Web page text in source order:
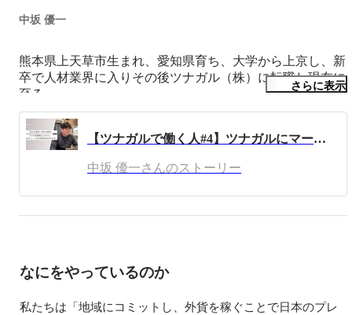
中坂 優一
熊本県上天草市生まれ、愛知県育ち、大学から上京し、新
卒で人材業界に入りその後ツナガル（株）に転職し現在に
至る。
主にデジタルマーケティング領域を担当し、官公庁・各自
治体さま向けに広告運用、ウェブサイト分析、カスタマー
ジャーニー等デジタル分野でのサポートを実施。
趣味：サッカー観戦、食べること、旅行
さらに表示
【ツナガルで働く人#4】ツナガルにマーケティングのチームを作れば絶対にもっと強い組織になる
中坂 優一さんのストーリー
なにをやっているのか
私たちは「地域にコミットし、外貨を稼ぐことで日本のプレ